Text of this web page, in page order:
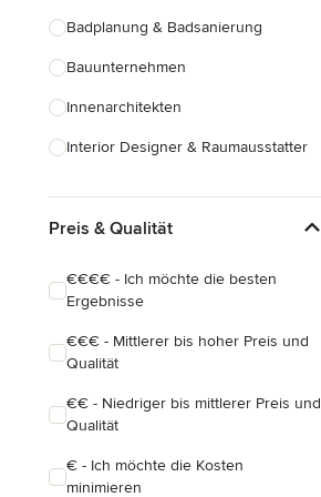
Badplanung & Badsanierung
Bauunternehmen
Innenarchitekten
Interior Designer & Raumausstatter
Landschaftsarchitekten
Beleuchtung
Einbauschränke
Alle anzeigen
Preis & Qualität
€€€€ - Ich möchte die besten
Ergebnisse
€€€ - Mittlerer bis hoher Preis und
Qualität
€€ - Niedriger bis mittlerer Preis und
Qualität
€ - Ich möchte die Kosten
minimieren